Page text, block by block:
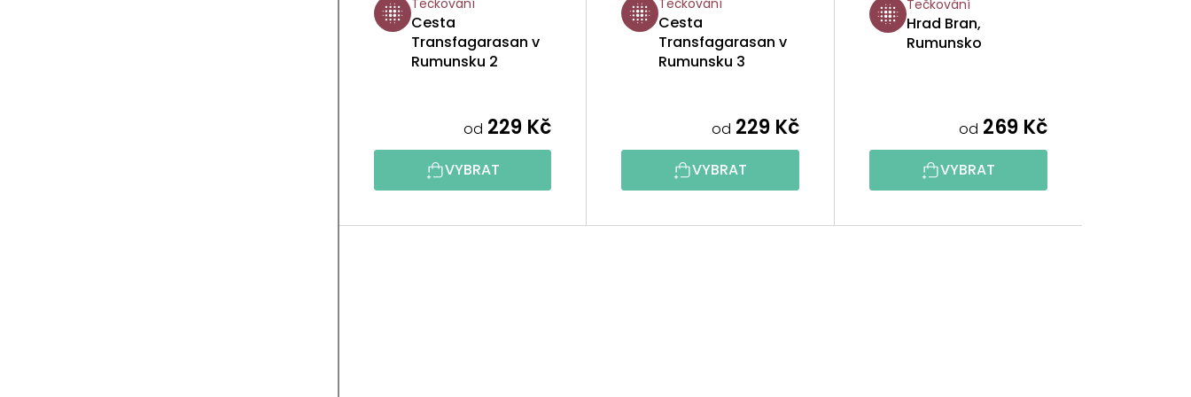
Cesta
Transfagarasan v
Rumunsku 2
od 229 Kč
VYBRAT
Cesta
Transfagarasan v
Rumunsku 3
od 229 Kč
VYBRAT
Tečkování
Hrad Bran,
Rumunsko
od 269 Kč
VYBRAT